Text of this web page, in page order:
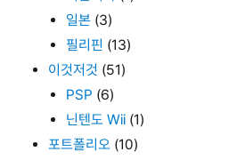
일본 (3)
필리핀 (13)
이것저것 (51)
PSP (6)
닌텐도 Wii (1)
포트폴리오 (10)